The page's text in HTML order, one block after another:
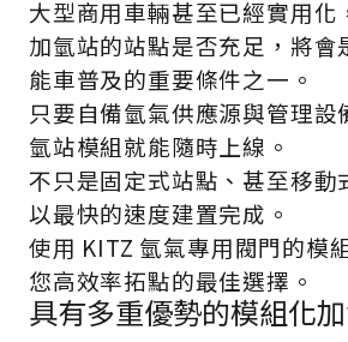
大型商用車輛甚至已經實用化
加氫站的站點是否充足，將會
能車普及的重要條件之一。
只要自備氫氣供應源與管理設
氫站模組就能隨時上線。
不只是固定式站點、甚至移動
以最快的速度建置完成。
使用 KITZ 氫氣專用閥門的模
您高效率拓點的最佳選擇。
具有多重優勢的模組化